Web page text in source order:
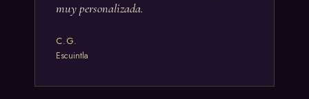
muy personalizada.
C.G.
Escuintla